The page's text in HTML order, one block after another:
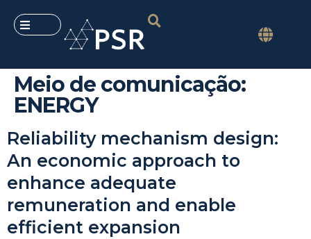
Meio de comunicação:
ENERGY
Reliability mechanism design:
An economic approach to
enhance adequate
remuneration and enable
efficient expansion